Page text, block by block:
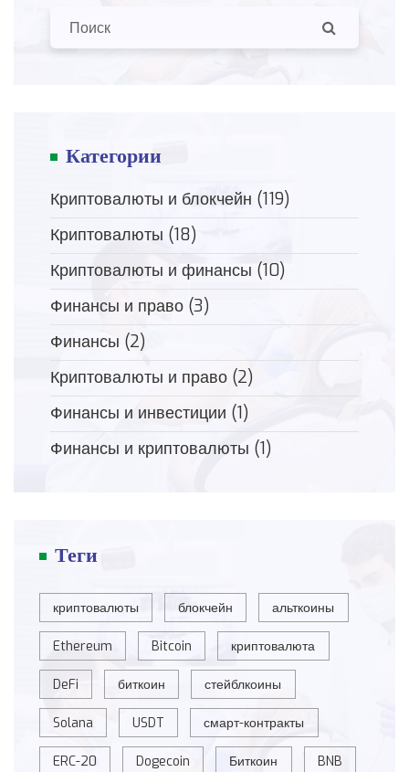
Категории
Криптовалюты и блокчейн (119)
Криптовалюты (18)
Криптовалюты и финансы (10)
Финансы и право (3)
Финансы (2)
Криптовалюты и право (2)
Финансы и инвестиции (1)
Финансы и криптовалюты (1)
Теги
криптовалюты блокчейн альткоины
Ethereum Bitcoin криптовалюта
DeFi биткоин стейблкоины
Solana USDT смарт-контракты
ERC-20 Dogecoin Биткоин BNB